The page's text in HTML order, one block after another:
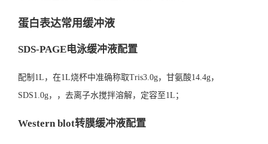
蛋白表达常用缓冲液
SDS-PAGE电泳缓冲液配置
配制1L，在1L烧杯中准确称取Tris3.0g，甘氨酸14.4g，
SDS1.0g，，去离子水搅拌溶解，定容至1L；
Western blot转膜缓冲液配置